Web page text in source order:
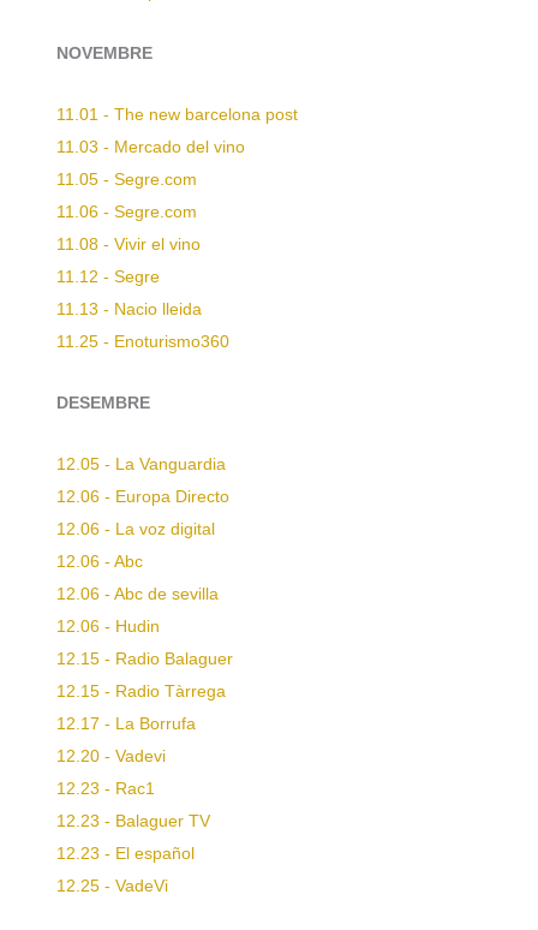
NOVEMBRE
11.01 - The new barcelona post
11.03 - Mercado del vino
11.05 - Segre.com
11.06 - Segre.com
11.08 - Vivir el vino
11.12 - Segre
11.13 - Nacio lleida
11.25 - Enoturismo360
DESEMBRE
12.05 - La Vanguardia
12.06 - Europa Directo
12.06 - La voz digital
12.06 - Abc
12.06 - Abc de sevilla
12.06 - Hudin
12.15 - Radio Balaguer
12.15 - Radio Tàrrega
12.17 - La Borrufa
12.20 - Vadevi
12.23 - Rac1
12.23 - Balaguer TV
12.23 - El español
12.25 - VadeVi